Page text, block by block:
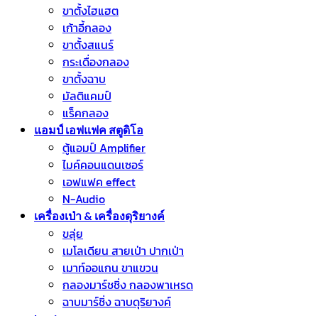
ขาตั้งไฮแฮต
เก้าอี้กลอง
ขาตั้งสแนร์
กระเดื่องกลอง
ขาตั้งฉาบ
มัลติแคมป์
แร็คกลอง
แอมป์ เอฟแฟค สตูดิโอ
ตู้แอมป์ Amplifier
ไมค์คอนแดนเซอร์
เอฟแฟค effect
N-Audio
เครื่องเป่า & เครื่องดุริยางค์
ขลุ่ย
เมโลเดียน สายเป่า ปากเป่า
เมาท์ออแกน ขาแขวน
กลองมาร์ชชิ่ง กลองพาเหรด
ฉาบมาร์ชิ่ง ฉาบดุริยางค์